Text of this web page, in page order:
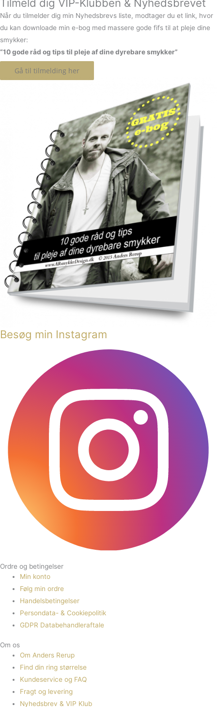
Tilmeld dig VIP-Klubben & Nyhedsbrevet
Når du tilmelder dig min Nyhedsbrevs liste, modtager du et link, hvor
du kan downloade min e-bog med massere gode fifs til at pleje dine
smykker:
“10 gode råd og tips til pleje af dine dyrebare smykker”
Gå til tilmelding her
Besøg min Instagram
Ordre og betingelser
Min konto
Følg min ordre
Handelsbetingelser
Persondata- & Cookiepolitik
GDPR Databehandleraftale
Om os
Om Anders Rerup
Find din ring størrelse
Kundeservice og FAQ
Fragt og levering
Nyhedsbrev & VIP Klub